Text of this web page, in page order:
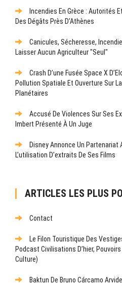
Incendies En Grèce : Autorités
Des Dégâts Près D’Athènes
Canicules, Sécheresse,
Laisser Aucun Agriculteur "seul"
Crash D’une Fusée Space X
Pollution Spatiale Et Ouverture Sur
Planétaires
Accusé De Violences Sur Ses
Imbert Présenté À Un Juge
Disney Annonce Un Partenariat
L’utilisation D’extraits De Ses Films
ARTICLES LES PLUS
Contact
Le Filon Touristique Des
Podcast Civilisations D’hier,
Culture)
Baktun De Bruno Cárcamo